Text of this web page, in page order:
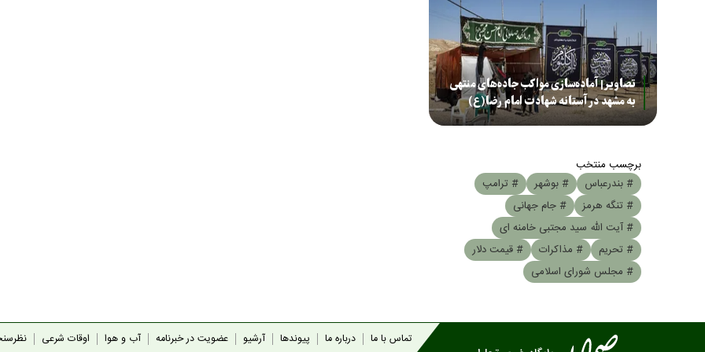
تصاویر| آماده‌سازی مواکب جاده‌های منتهی
به مشهد در آستانه شهادت امام رضا(ع)
برچسب منتخب
# بندرعباس
# بوشهر
# ترامپ
# تنگه هرمز
# جام جهانی
# آیت الله سید مجتبی خامنه ای
# تحریم
# مذاکرات
# قیمت دلار
# مجلس شورای اسلامی
تماس با ما درباره ما پیوندها آرشیو عضویت در خبرنامه آب و هوا اوقات شرعی